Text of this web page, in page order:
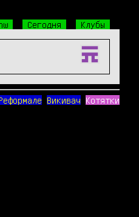
Сегодня Клубы
Викивач Котятки